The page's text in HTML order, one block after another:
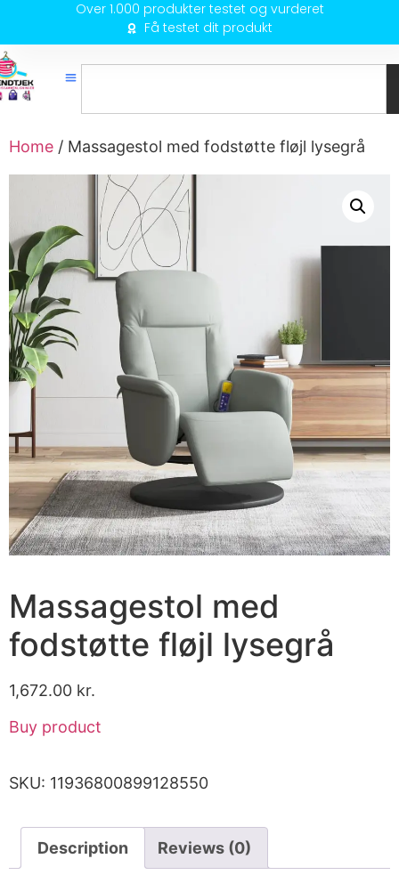
Over 1.000 produkter testet og vurderet
Få testet dit produkt
Home / Massagestol med fodstøtte fløjl lysegrå
Massagestol med
fodstøtte fløjl lysegrå
1,672.00 kr.
Buy product
SKU: 11936800899128550
Description Reviews (0)